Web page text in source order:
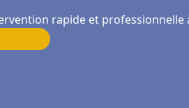
rapide et professionnelle